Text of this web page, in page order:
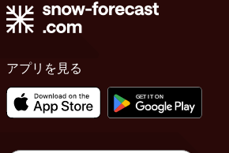
アプリを見る